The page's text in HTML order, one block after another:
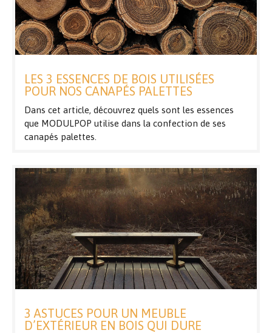
LES 3 ESSENCES DE BOIS UTILISÉES
POUR NOS CANAPÉS PALETTES
Dans cet article, découvrez quels sont les essences
que MODULPOP utilise dans la confection de ses
canapés palettes.
3 ASTUCES POUR UN MEUBLE
D’EXTÉRIEUR EN BOIS QUI DURE